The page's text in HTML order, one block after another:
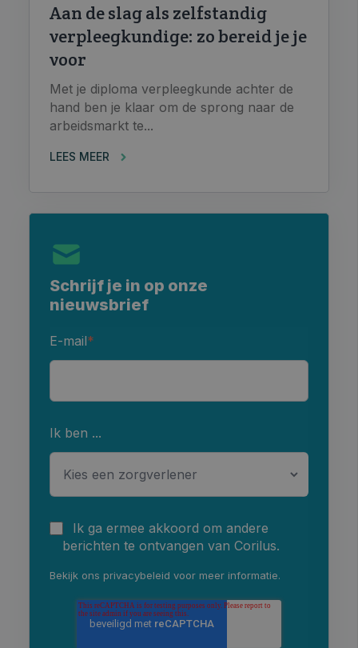
Aan de slag als zelfstandig
verpleegkundige: zo bereid je je
voor
Met je diploma verpleegkunde achter de
hand ben je klaar om de sprong naar de
arbeidsmarkt te...
LEES MEER
Schrijf je in op onze
nieuwsbrief
E-mail*
Ik ben ...
Ik ga ermee akkoord om andere
berichten te ontvangen van Corilus.
Bekijk ons privacybeleid voor meer informatie.